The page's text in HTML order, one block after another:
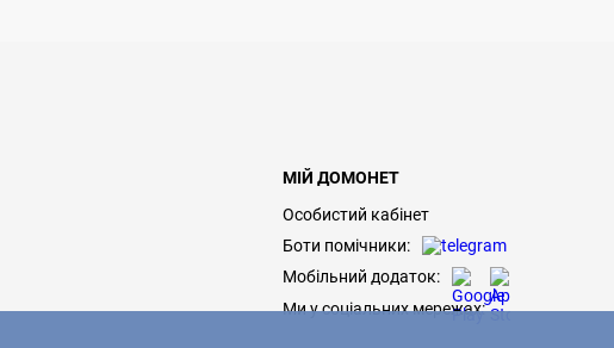
МІЙ ДОМОНЕТ
Особистий кабінет
Боти помічники:
Мобільний додаток:
Ми у соціальних мережах: